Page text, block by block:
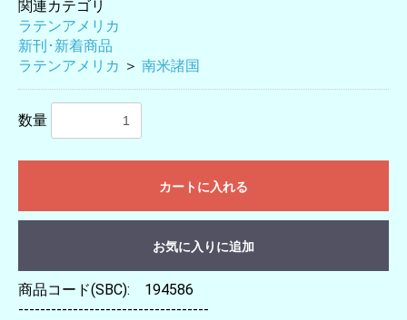
関連カテゴリ
ラテンアメリカ
新刊･新着商品
ラテンアメリカ ＞ 南米諸国
数量
カートに入れる
お気に入りに追加
商品コード(SBC): 194586
-----------------------------------